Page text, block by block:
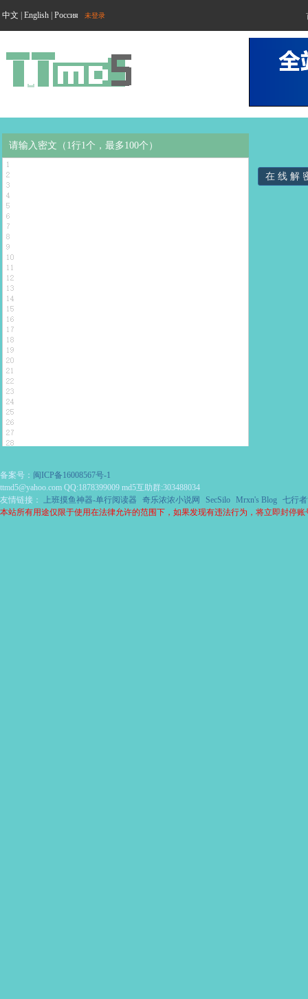
中文 English Россия 未登录
请输入密文（1行1个，最多100个）
备案号： 闽ICP备16008567号-1
ttmd5@yahoo.com QQ:1878399009 md5互助群:303488034
友情链接：
上班摸鱼神器-单行阅读器 奇乐浓浓小说网 SecSilo Mrxn's Blog 七行
本站所有用途仅限于使用在法律允许的范围下，如果发现有违法行为，将立即封停账